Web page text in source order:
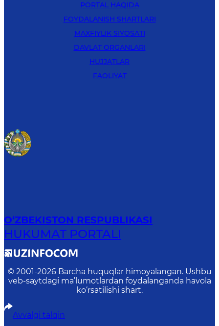
PORTAL HAQIDA
FOYDALANISH SHARTLARI
MAXFIYLIK SIYOSATI
DAVLAT ORGANLARI
HUJJATLAR
FAOLIYAT
O‘ZBEKISTON RESPUBLIKASI
HUKUMAT PORTALI
© 2001-2026 Barcha huquqlar himoyalangan. Ushbu
veb-saytdagi ma’lumotlardan foydalanganda havola
ko‘rsatilishi shart.
Avvalgi talqin